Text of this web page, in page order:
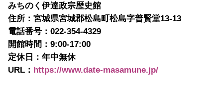
みちのく伊達政宗歴史館
住所：宮城県宮城郡松島町松島字普賢堂13-13
電話番号：022-354-4329
開館時間：9:00-17:00
定休日：年中無休
URL： https://www.date-masamune.jp/